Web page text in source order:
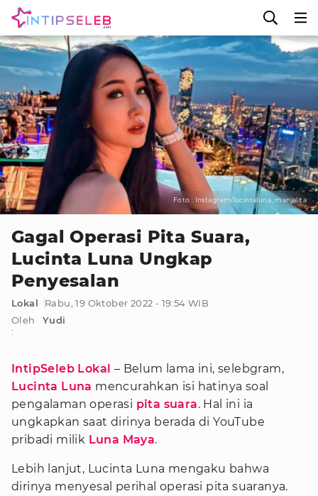
Foto : Instagram/lucintaluna_manjalita
Gagal Operasi Pita Suara,
Lucinta Luna Ungkap
Penyesalan
Lokal
Rabu, 19 Oktober 2022 - 19:54 WIB
Oleh
:
Yudi
IntipSeleb Lokal – Belum lama ini, selebgram,
Lucinta Luna mencurahkan isi hatinya soal
pengalaman operasi pita suara. Hal ini ia
ungkapkan saat dirinya berada di YouTube
pribadi milik Luna Maya.
Lebih lanjut, Lucinta Luna mengaku bahwa
dirinya menyesal perihal operasi pita suaranya.